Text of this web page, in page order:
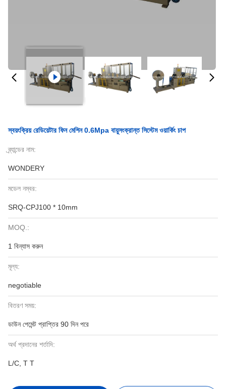
স্বয়ংক্রিয় রেডিয়েটার ফিন মেশিন 0.6Mpa বায়ুসংক্রান্ত সিস্টেম ওয়ার্কিং চাপ
ব্র্যান্ডের নাম:
WONDERY
মডেল নম্বর:
SRQ-CPJ100 * 10mm
MOQ.:
1 বিন্যাস করুন
মূল্য:
negotiable
বিতরণ সময়:
ডাউন পেমেন্ট প্রাপ্তির 90 দিন পরে
অর্থ প্রদানের শর্তাদি:
L/C, T T